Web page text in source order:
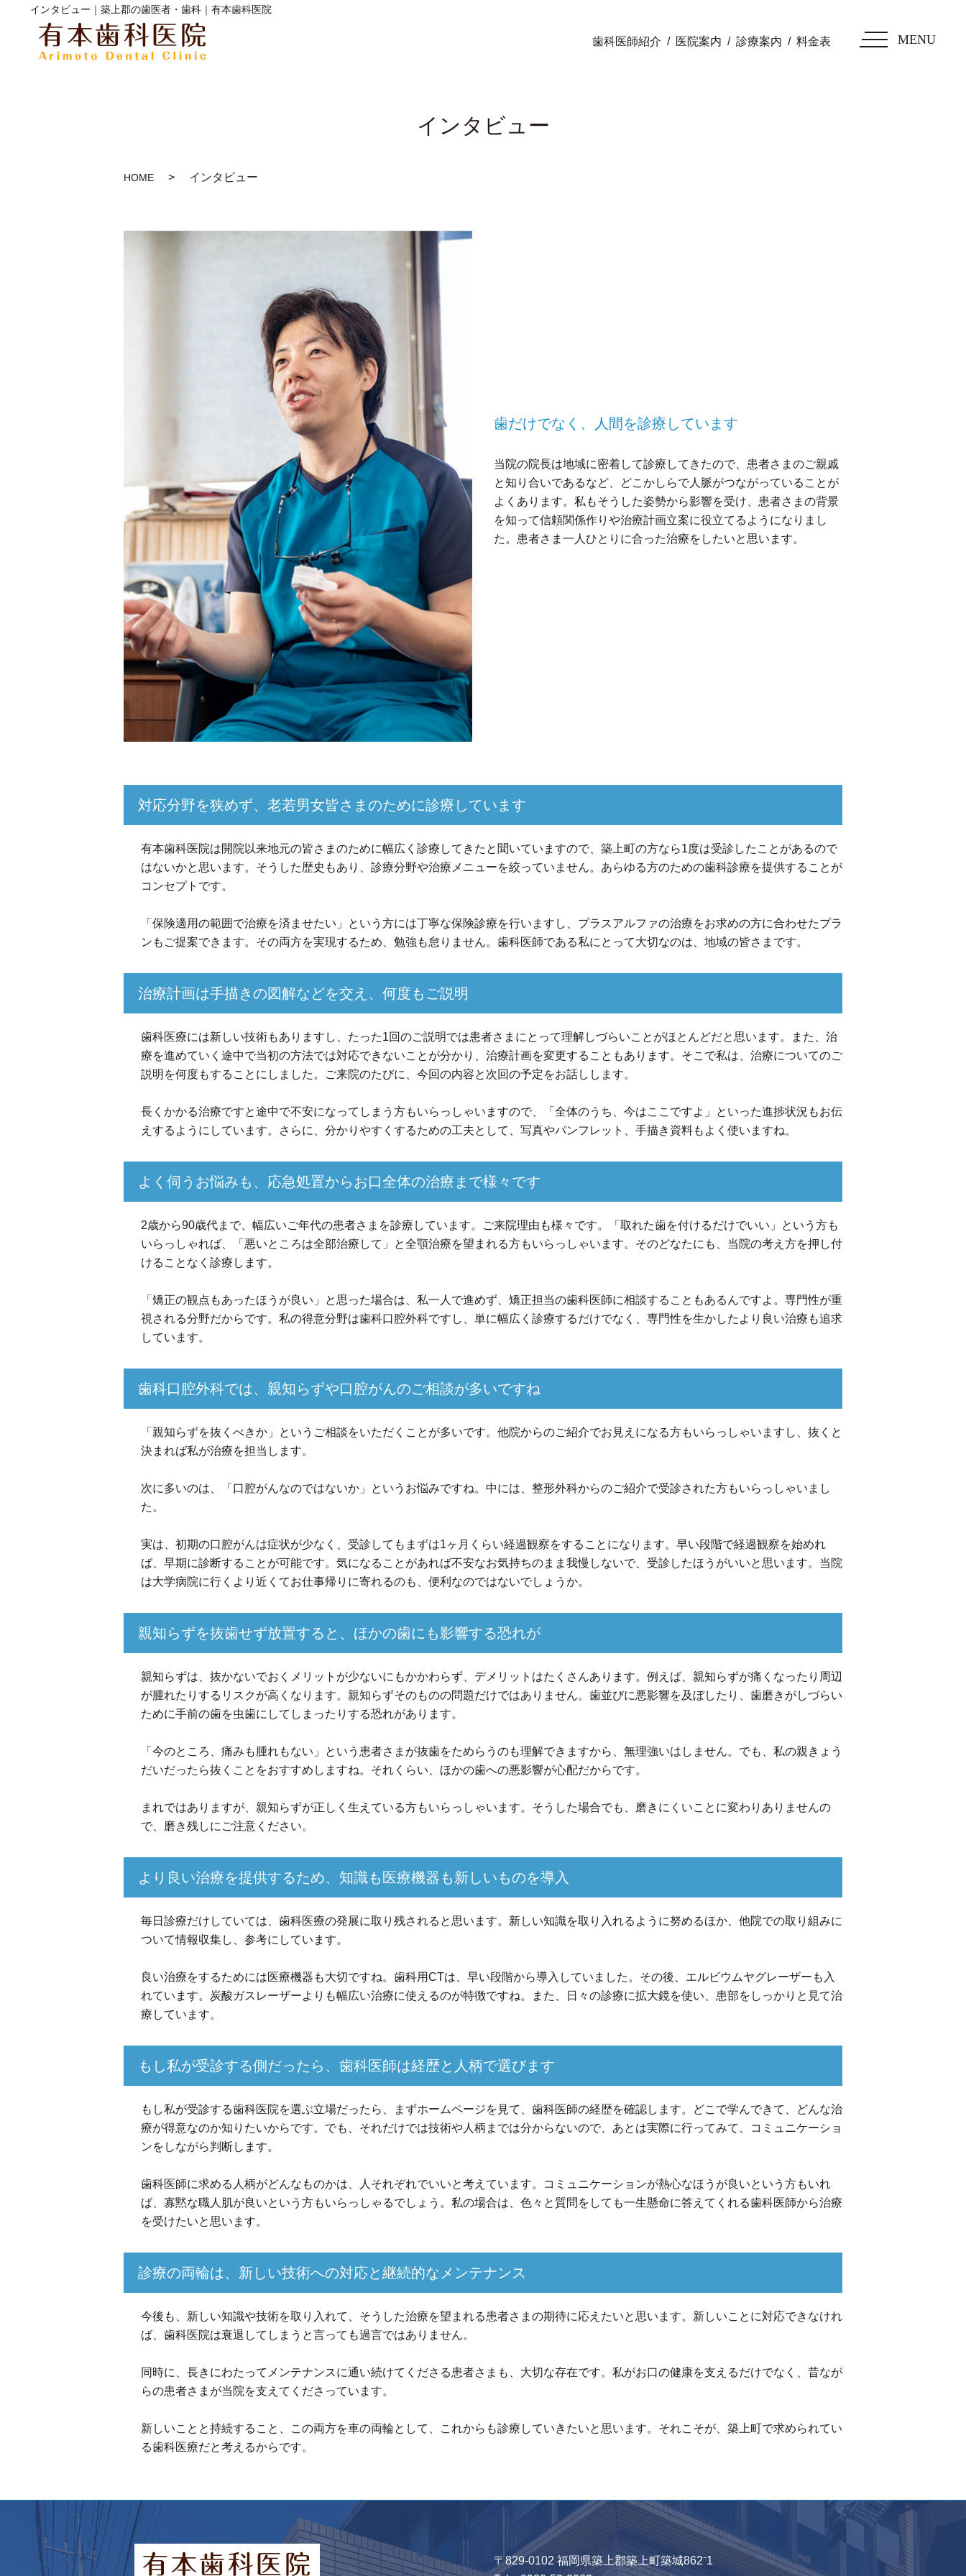
インタビュー｜築上郡の歯医者・歯科｜有本歯科医院
歯科医師紹介 医院案内 診療案内 料金表 MENU
インタビュー
HOME インタビュー
歯だけでなく、人間を診療しています
当院の院長は地域に密着して診療してきたので、患者さまのご親戚
と知り合いであるなど、どこかしらで人脈がつながっていることが
よくあります。私もそうした姿勢から影響を受け、患者さまの背景
を知って信頼関係作りや治療計画立案に役立てるようになりまし
た。患者さま一人ひとりに合った治療をしたいと思います。
対応分野を狭めず、老若男女皆さまのために診療しています
有本歯科医院は開院以来地元の皆さまのために幅広く診療してきたと聞いていますので、築上町の方なら1度は受診したことがあるので
はないかと思います。そうした歴史もあり、診療分野や治療メニューを絞っていません。あらゆる方のための歯科診療を提供することが
コンセプトです。
「保険適用の範囲で治療を済ませたい」という方には丁寧な保険診療を行いますし、プラスアルファの治療をお求めの方に合わせたプラ
ンもご提案できます。その両方を実現するため、勉強も怠りません。歯科医師である私にとって大切なのは、地域の皆さまです。
治療計画は手描きの図解などを交え、何度もご説明
歯科医療には新しい技術もありますし、たった1回のご説明では患者さまにとって理解しづらいことがほとんどだと思います。また、治
療を進めていく途中で当初の方法では対応できないことが分かり、治療計画を変更することもあります。そこで私は、治療についてのご
説明を何度もすることにしました。ご来院のたびに、今回の内容と次回の予定をお話しします。
長くかかる治療ですと途中で不安になってしまう方もいらっしゃいますので、「全体のうち、今はここですよ」といった進捗状況もお伝
えするようにしています。さらに、分かりやすくするための工夫として、写真やパンフレット、手描き資料もよく使いますね。
よく伺うお悩みも、応急処置からお口全体の治療まで様々です
2歳から90歳代まで、幅広いご年代の患者さまを診療しています。ご来院理由も様々です。「取れた歯を付けるだけでいい」という方も
いらっしゃれば、「悪いところは全部治療して」と全顎治療を望まれる方もいらっしゃいます。そのどなたにも、当院の考え方を押し付
けることなく診療します。
「矯正の観点もあったほうが良い」と思った場合は、私一人で進めず、矯正担当の歯科医師に相談することもあるんですよ。専門性が重
視される分野だからです。私の得意分野は歯科口腔外科ですし、単に幅広く診療するだけでなく、専門性を生かしたより良い治療も追求
しています。
歯科口腔外科では、親知らずや口腔がんのご相談が多いですね
「親知らずを抜くべきか」というご相談をいただくことが多いです。他院からのご紹介でお見えになる方もいらっしゃいますし、抜くと
決まれば私が治療を担当します。
次に多いのは、「口腔がんなのではないか」というお悩みですね。中には、整形外科からのご紹介で受診された方もいらっしゃいまし
た。
実は、初期の口腔がんは症状が少なく、受診してもまずは1ヶ月くらい経過観察をすることになります。早い段階で経過観察を始めれ
ば、早期に診断することが可能です。気になることがあれば不安なお気持ちのまま我慢しないで、受診したほうがいいと思います。当院
は大学病院に行くより近くてお仕事帰りに寄れるのも、便利なのではないでしょうか。
親知らずを抜歯せず放置すると、ほかの歯にも影響する恐れが
親知らずは、抜かないでおくメリットが少ないにもかかわらず、デメリットはたくさんあります。例えば、親知らずが痛くなったり周辺
が腫れたりするリスクが高くなります。親知らずそのものの問題だけではありません。歯並びに悪影響を及ぼしたり、歯磨きがしづらい
ために手前の歯を虫歯にしてしまったりする恐れがあります。
「今のところ、痛みも腫れもない」という患者さまが抜歯をためらうのも理解できますから、無理強いはしません。でも、私の親きょう
だいだったら抜くことをおすすめしますね。それくらい、ほかの歯への悪影響が心配だからです。
まれではありますが、親知らずが正しく生えている方もいらっしゃいます。そうした場合でも、磨きにくいことに変わりありませんの
で、磨き残しにご注意ください。
より良い治療を提供するため、知識も医療機器も新しいものを導入
毎日診療だけしていては、歯科医療の発展に取り残されると思います。新しい知識を取り入れるように努めるほか、他院での取り組みに
ついて情報収集し、参考にしています。
良い治療をするためには医療機器も大切ですね。歯科用CTは、早い段階から導入していました。その後、エルビウムヤグレーザーも入
れています。炭酸ガスレーザーよりも幅広い治療に使えるのが特徴ですね。また、日々の診療に拡大鏡を使い、患部をしっかりと見て治
療しています。
もし私が受診する側だったら、歯科医師は経歴と人柄で選びます
もし私が受診する歯科医院を選ぶ立場だったら、まずホームページを見て、歯科医師の経歴を確認します。どこで学んできて、どんな治
療が得意なのか知りたいからです。でも、それだけでは技術や人柄までは分からないので、あとは実際に行ってみて、コミュニケーショ
ンをしながら判断します。
歯科医師に求める人柄がどんなものかは、人それぞれでいいと考えています。コミュニケーションが熱心なほうが良いという方もいれ
ば、寡黙な職人肌が良いという方もいらっしゃるでしょう。私の場合は、色々と質問をしても一生懸命に答えてくれる歯科医師から治療
を受けたいと思います。
診療の両輪は、新しい技術への対応と継続的なメンテナンス
今後も、新しい知識や技術を取り入れて、そうした治療を望まれる患者さまの期待に応えたいと思います。新しいことに対応できなけれ
ば、歯科医院は衰退してしまうと言っても過言ではありません。
同時に、長きにわたってメンテナンスに通い続けてくださる患者さまも、大切な存在です。私がお口の健康を支えるだけでなく、昔なが
らの患者さまが当院を支えてくださっています。
新しいことと持続すること、この両方を車の両輪として、これからも診療していきたいと思います。それこそが、築上町で求められてい
る歯科医療だと考えるからです。
〒829-0102 福岡県築上郡築上町築城862⁻1